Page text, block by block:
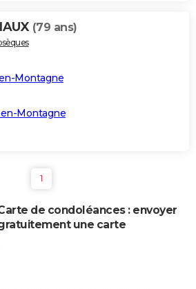
(79 ans)
Montagne
Montagne
1
de condoléances : envoyer
une carte